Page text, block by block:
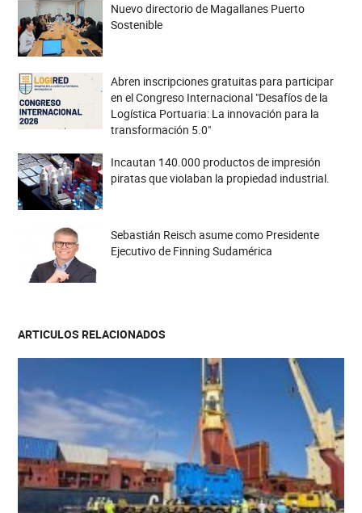
Nuevo directorio de Magallanes Puerto
Sostenible
Abren inscripciones gratuitas para participar
en el Congreso Internacional "Desafíos de la
Logística Portuaria: La innovación para la
transformación 5.0"
Incautan 140.000 productos de impresión
piratas que violaban la propiedad industrial.
Sebastián Reisch asume como Presidente
Ejecutivo de Finning Sudamérica
ARTICULOS RELACIONADOS